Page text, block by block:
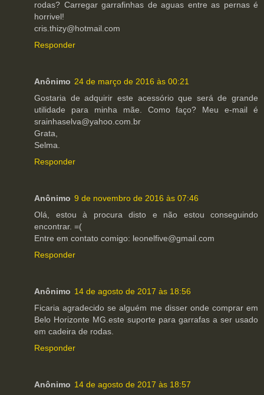
rodas? Carregar garrafinhas de aguas entre as pernas é
horrivel!
cris.thizy@hotmail.com
Responder
Anônimo 24 de março de 2016 às 00:21
Gostaria de adquirir este acessório que será de grande
utilidade para minha mãe. Como faço? Meu e-mail é
srainhaselva@yahoo.com.br
Grata,
Selma.
Responder
Anônimo 9 de novembro de 2016 às 07:46
Olá, estou à procura disto e não estou conseguindo
encontrar. =(
Entre em contato comigo: leonelfive@gmail.com
Responder
Anônimo 14 de agosto de 2017 às 18:56
Ficaria agradecido se alguém me disser onde comprar em
Belo Horizonte MG.este suporte para garrafas a ser usado
em cadeira de rodas.
Responder
Anônimo 14 de agosto de 2017 às 18:57